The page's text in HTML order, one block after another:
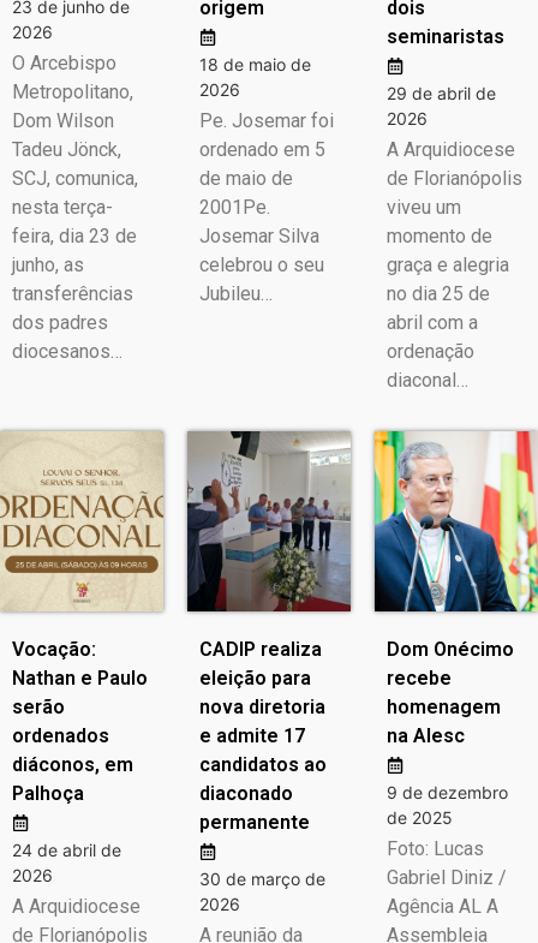
23 de junho de
2026
O Arcebispo
Metropolitano,
Dom Wilson
Tadeu Jönck,
SCJ, comunica,
nesta terça-
feira, dia 23 de
junho, as
transferências
dos padres
diocesanos…
origem
18 de maio de
2026
Pe. Josemar foi
ordenado em 5
de maio de
2001Pe.
Josemar Silva
celebrou o seu
Jubileu…
dois
seminaristas
29 de abril de
2026
A Arquidiocese
de Florianópolis
viveu um
momento de
graça e alegria
no dia 25 de
abril com a
ordenação
diaconal…
Vocação:
Nathan e Paulo
serão
ordenados
diáconos, em
Palhoça
24 de abril de
2026
A Arquidiocese
de Florianópolis
CADIP realiza
eleição para
nova diretoria
e admite 17
candidatos ao
diaconado
permanente
30 de março de
2026
A reunião da
Dom Onécimo
recebe
homenagem
na Alesc
9 de dezembro
de 2025
Foto: Lucas
Gabriel Diniz /
Agência AL A
Assembleia